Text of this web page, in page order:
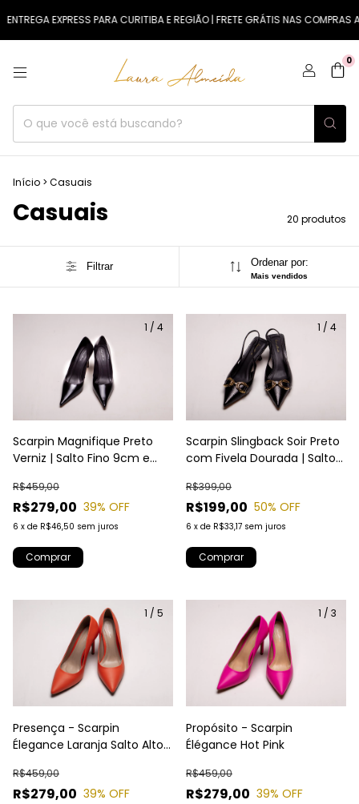
EXPRESS PARA CURITIBA E REGIÃO | FRETE GRÁTIS NAS COMPRAS A
0
Início > Casuais
Casuais 20 produtos
Filtrar Ordenar por:
Mais vendidos
1 / 4
Scarpin Magnifique Preto
Verniz | Salto Fino 9cm e
R$279,00
R$459,00
39% OFF
6 x de R$46,50 sem juros
Comprar
1 / 4
Scarpin Slingback Soir Preto
com Fivela Dourada | Salto
R$199,00
R$399,00
50% OFF
6 x de R$33,17 sem juros
Comprar
1 / 5
Presença - Scarpin
Élegance Laranja Salto Alto
R$279,00
R$459,00
39% OFF
1 / 3
Propósito - Scarpin
Élégance Hot Pink
R$279,00
R$459,00
39% OFF